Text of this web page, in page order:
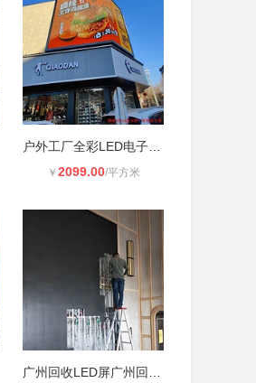
户外工厂全彩LED电子大屏幕厂家 室外
￥ 2099.00/平方米
广州回收LED屏广州回收二手LED屏广州